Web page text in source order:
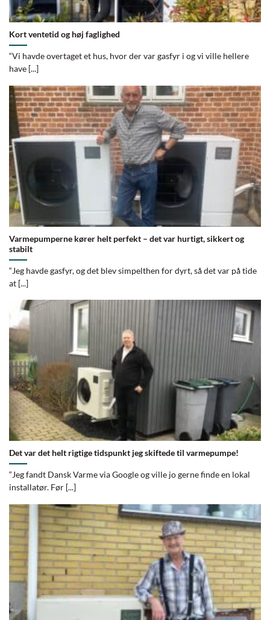
Kort ventetid og høj faglighed
“Vi havde overtaget et hus, hvor der var gasfyr i og vi ville hellere
have [...]
Varmepumperne kører helt perfekt – det var hurtigt, sikkert og
stabilt
“Jeg havde gasfyr, og det blev simpelthen for dyrt, så det var på tide
at [...]
Det var det helt rigtige tidspunkt jeg skiftede til varmepumpe!
“Jeg fandt Dansk Varme via Google og ville jo gerne finde en lokal
installatør. Før [...]